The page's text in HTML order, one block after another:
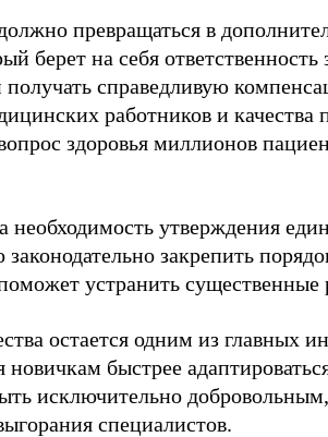
превращаться в
берет на себя
справедливую
работников и качества
здоровья миллионов
необходимость утверждения
закрепить
устранить
остается одним из главных
новичкам быстрее
исключительно
специалистов.